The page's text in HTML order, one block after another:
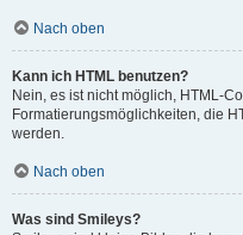
Nach oben
Kann ich HTML benutzen?
Nein, es ist nicht möglich, HTML-
Formatierungsmöglichkeiten, die
werden.
Nach oben
Was sind Smileys?